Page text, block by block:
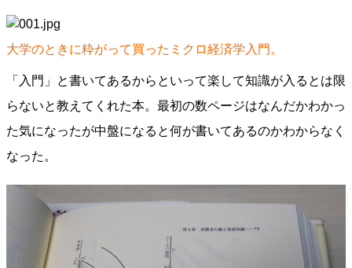
大学のときに粋がって買ったミクロ経済学入門。
「入門」と書いてあるからといって楽して知識が入るとは限
らないと教えてくれた本。最初の数ページはなんだかわかっ
た気になったが中盤になると何が書いてあるのかわからなく
なった。